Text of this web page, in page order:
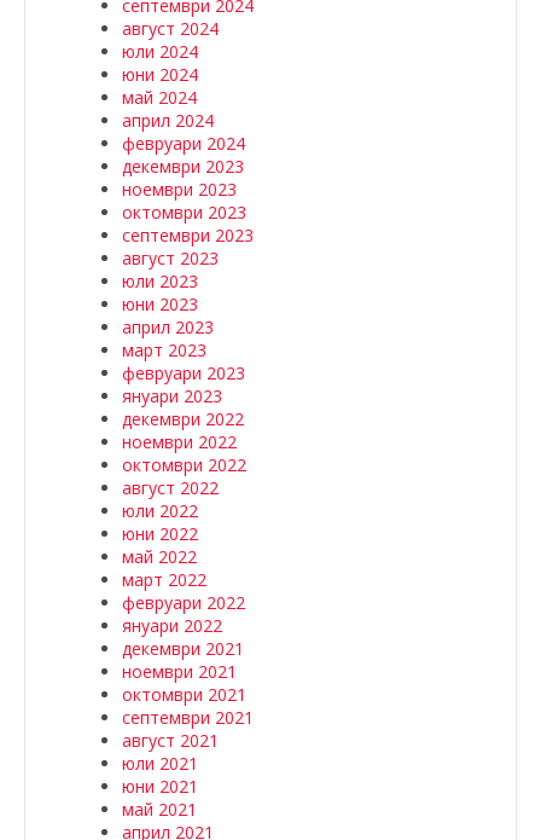
септември 2024
август 2024
юли 2024
юни 2024
май 2024
април 2024
февруари 2024
декември 2023
ноември 2023
октомври 2023
септември 2023
август 2023
юли 2023
юни 2023
април 2023
март 2023
февруари 2023
януари 2023
декември 2022
ноември 2022
октомври 2022
август 2022
юли 2022
юни 2022
май 2022
март 2022
февруари 2022
януари 2022
декември 2021
ноември 2021
октомври 2021
септември 2021
август 2021
юли 2021
юни 2021
май 2021
април 2021